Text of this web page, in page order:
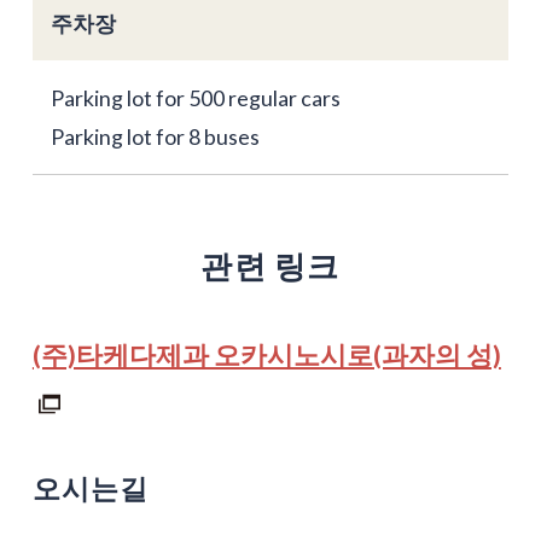
주차장
Parking lot for 500 regular cars
Parking lot for 8 buses
관련 링크
(주)타케다제과 오카시노시로(과자의 성)
오시는길